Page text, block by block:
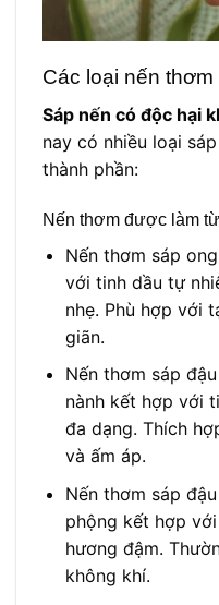
Các loại nến thơm
Sáp nến có độc hại
nay có nhiều loại
thành phần:
Nến thơm được làm
Nến thơm sáp
với tinh dầu tự
nhẹ. Phù hợp với
giãn.
Nến thơm sáp
nành kết hợp với
đa dạng. Thích
và ấm áp.
Nến thơm sáp
phộng kết hợp
hương đậm.
không khí.